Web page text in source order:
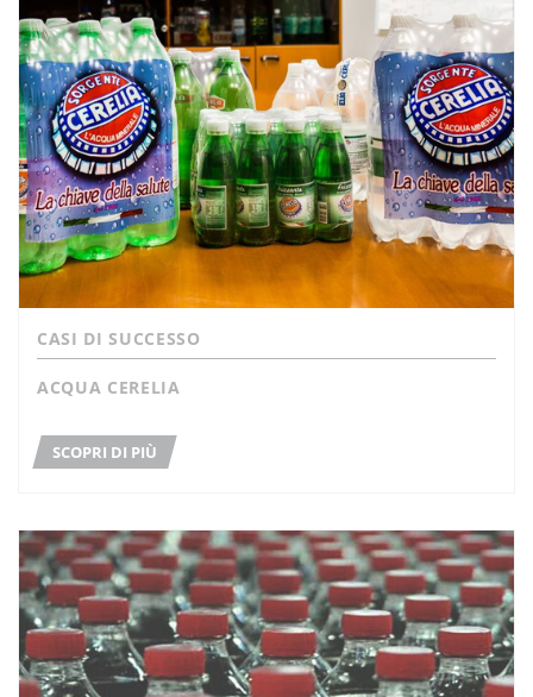
CASI DI SUCCESSO
ACQUA CERELIA
SCOPRI DI PIÙ